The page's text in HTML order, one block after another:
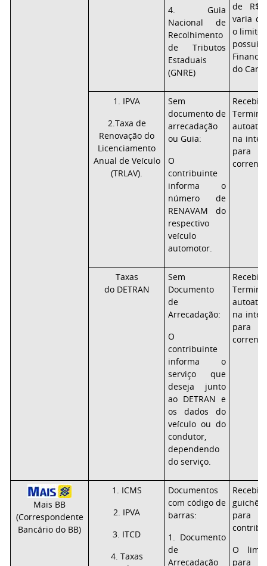
4. Guia
Nacional de
Recolhimento
de Tributos
Estaduais
(GNRE)
de R$
varia
o limite
possui
do
1. IPVA
2.Taxa de
Renovação do
Licenciamento
Anual de Veículo
(TRLAV).
Sem
documento de
arrecadação
ou Guia:
O
contribuinte
informa o
número de
RENAVAM do
respectivo
veículo
automotor.
na
para
Taxas
do DETRAN
Sem
Documento
de
Arrecadação:
O
contribuinte
informa o
serviço que
deseja junto
ao DETRAN e
os dados do
veículo ou do
condutor,
dependendo
do serviço.
na
para
Mais BB
(Correspondente
Bancário do BB)
1. ICMS
2. IPVA
3. ITCD
4. Taxas
Documentos
com código de
barras:
1. Documento
de
Arrecadação
para
O